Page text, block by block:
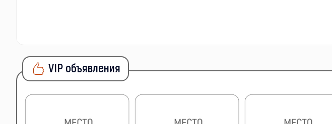
VIP объявления